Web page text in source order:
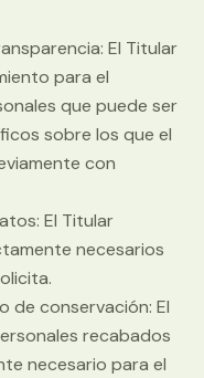
El Titular
para el
que puede ser
sobre los que el
con
El Titular
necesarios
de conservación: El
recabados
necesario para el